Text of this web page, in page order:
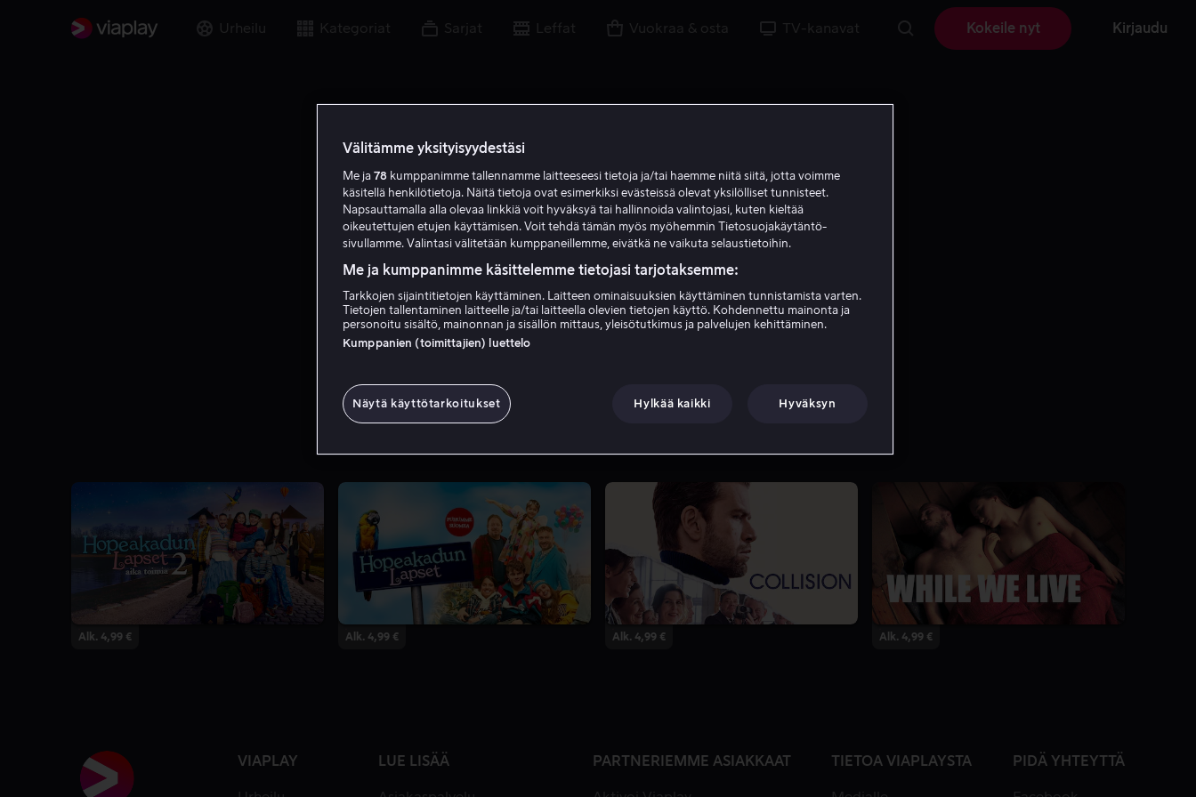
Urheilu Kategoriat Sarjat Leffat Vuokraa & osta TV-kanavat Kokeile nyt Kirjaudu
M A
Mehdi Avaz
Alk. 4,99 € Alk. 4,99 € Alk. 4,99 € Alk. 4,99 €
VIAPLAY LUE LISÄÄ PARTNERIEMME ASIAKKAAT TIETOA VIAPLAYSTA PIDÄ YHTEYTTÄ
Välitämme yksityisyydestäsi
Me ja 78 kumppanimme tallennamme laitteeseesi tietoja ja/tai haemme niitä siitä, jotta voimme
käsitellä henkilötietoja. Näitä tietoja ovat esimerkiksi evästeissä olevat yksilölliset tunnisteet.
Napsauttamalla alla olevaa linkkiä voit hyväksyä tai hallinnoida valintojasi, kuten kieltää
oikeutettujen etujen käyttämisen. Voit tehdä tämän myös myöhemmin Tietosuojakäytäntö-
sivullamme. Valintasi välitetään kumppaneillemme, eivätkä ne vaikuta selaustietoihin.
Me ja kumppanimme käsittelemme tietojasi tarjotaksemme:
Tarkkojen sijaintitietojen käyttäminen. Laitteen ominaisuuksien käyttäminen tunnistamista varten.
Tietojen tallentaminen laitteelle ja/tai laitteella olevien tietojen käyttö. Kohdennettu mainonta ja
personoitu sisältö, mainonnan ja sisällön mittaus, yleisötutkimus ja palvelujen kehittäminen.
Kumppanien (toimittajien) luettelo
Näytä käyttötarkoitukset Hylkää kaikki Hyväksyn